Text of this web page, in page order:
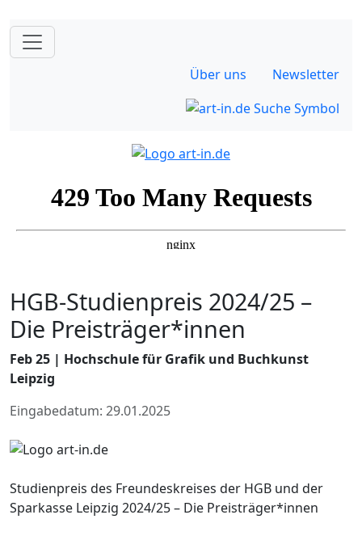
Über uns Newsletter
HGB-Studienpreis 2024/25 –
Die Preisträger*innen
Feb 25 | Hochschule für Grafik und Buchkunst
Leipzig
Eingabedatum: 29.01.2025
Studienpreis des Freundeskreises der HGB und der
Sparkasse Leipzig 2024/25 – Die Preisträger*innen